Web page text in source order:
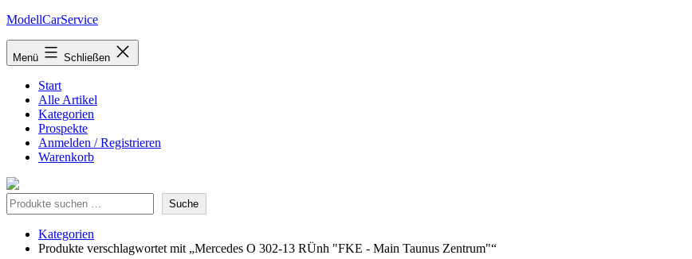
Zum
springen
ModellCarService
Menü Schließen
Start
Alle Artikel
Kategorien
Prospekte
Anmelden / Registrieren
Warenkorb
Suche Suche
Kategorien
Produkte verschlagwortet mit „Mercedes O 302-13 RÜnh "FKE - Main Taunus Zentrum"“